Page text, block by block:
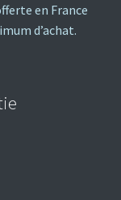
en France
d’achat.